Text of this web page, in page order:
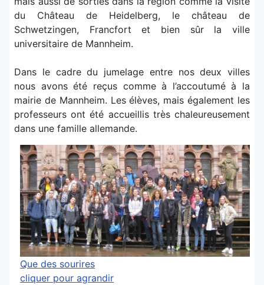
du Château de Heidelberg, le château de
Schwetzingen, Francfort et bien sûr la ville
universitaire de Mannheim.
Dans le cadre du jumelage entre nos deux villes
nous avons été reçus comme à l’accoutumé à la
mairie de Mannheim. Les élèves, mais également les
professeurs ont été accueillis très chaleureusement
dans une famille allemande.
Que des sourires
cliquer pour agrandir